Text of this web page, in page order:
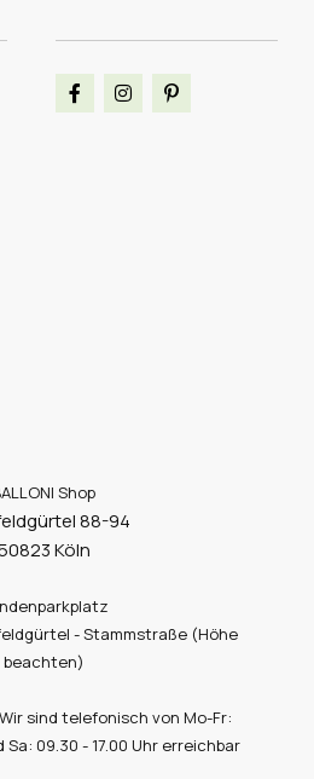
Shop
88-94
Köln
- Stammstraße (Höhe
beachten)
sind telefonisch von Mo-Fr:
Sa: 09.30 - 17.00 Uhr erreichbar